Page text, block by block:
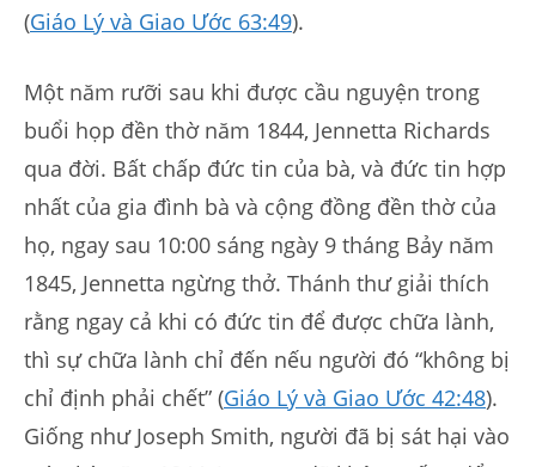
(Giáo Lý và Giao Ước 63:49).
Một năm rưỡi sau khi được cầu nguyện trong
buổi họp đền thờ năm 1844, Jennetta Richards
qua đời. Bất chấp đức tin của bà, và đức tin hợp
nhất của gia đình bà và cộng đồng đền thờ của
họ, ngay sau 10:00 sáng ngày 9 tháng Bảy năm
1845, Jennetta ngừng thở. Thánh thư giải thích
rằng ngay cả khi có đức tin để được chữa lành,
thì sự chữa lành chỉ đến nếu người đó “không bị
chỉ định phải chết” (Giáo Lý và Giao Ước 42:48).
Giống như Joseph Smith, người đã bị sát hại vào